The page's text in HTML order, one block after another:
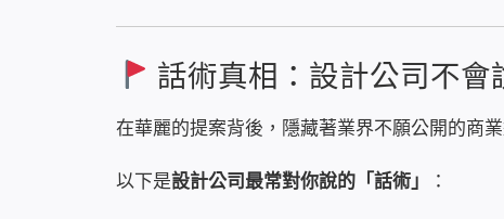
話術真相：設計公司不會
在華麗的提案背後，隱藏著業界不願公開的商業
以下是設計公司最常對你說的「話術」 ：